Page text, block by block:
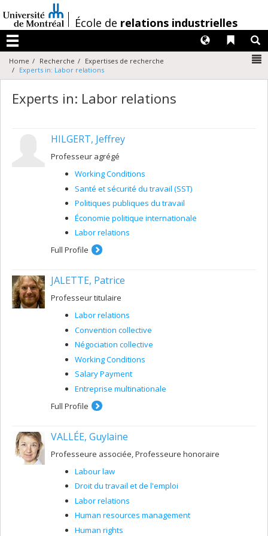
au
contenu
/École de relations industrielles
Menu
Liens
Langues
Home Recherche
Expertises de recherche
Experts in: Labor relations
Experts in: Labor relations
HILGERT, Jeffrey
Professeur agrégé
Working Conditions
Santé et sécurité du travail (SST)
Politiques publiques du travail
Économie politique internationale
Labor relations
Full Profile
JALETTE, Patrice
Professeur titulaire
Labor relations
Convention collective
Négociation collective
Working Conditions
Salary Payment
Entreprise multinationale
Full Profile
VALLÉE, Guylaine
Professeure associée, Professeure honoraire
Labour law
Droit du travail et de l'emploi
Labor relations
Human resources management
Human rights